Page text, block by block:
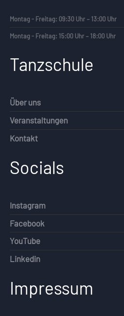
Montag - Freitag: 09:30 Uhr – 13:00 Uhr
Montag - Freitag: 15:00 Uhr – 18:00 Uhr
Tanzschule
Über uns
Veranstaltungen
Kontakt
Socials
Instagram
Facebook
YouTube
Linkedin
Impressum